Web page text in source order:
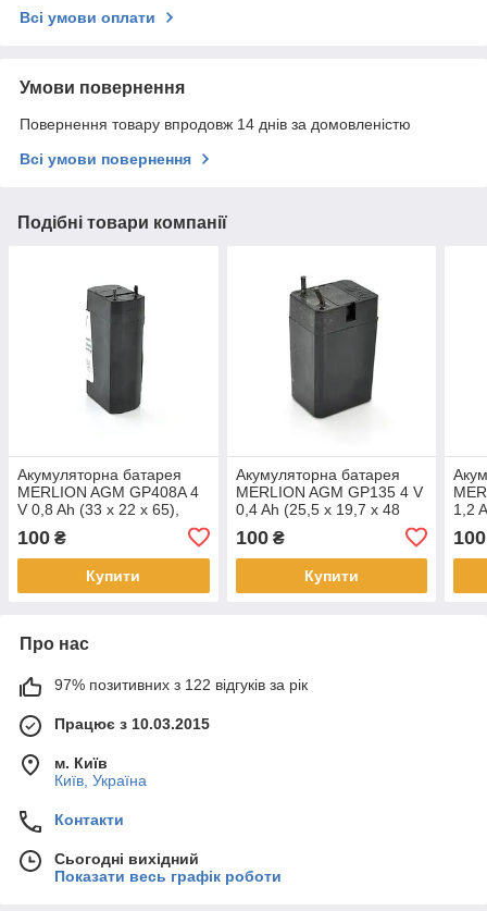
Всі умови оплати
Умови повернення
Повернення товару впродовж 14 днів за домовленістю
Всі умови повернення
Подібні товари компанії
Акумуляторна батарея
MERLION AGM GP408A 4
V 0,8 Ah (33 x 22 x 65),
паяння, Q300
100 ₴
Купити
Акумуляторна батарея
MERLION AGM GP135 4 V
0,4 Ah (25,5 x 19,7 x 48
),0,05kg клеми під паяння,
Q600
100₴
Купити
1,2
100
Про нас
97% позитивних з 122 відгуків за рік
Працює з 10.03.2015
м. Київ
Київ, Україна
Контакти
Сьогодні вихідний
Показати весь графік роботи